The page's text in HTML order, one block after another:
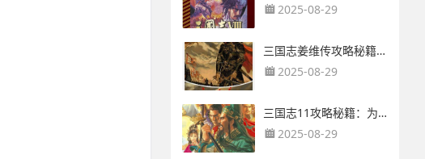
2025-08-29
三国志姜维传攻略秘籍：win10三国志姜维传乱码解决教程
2025-08-29
三国志11攻略秘籍：为啥玩家依旧热爱原版三国志11？拥有很多mod并不具备的4大优势
2025-08-29